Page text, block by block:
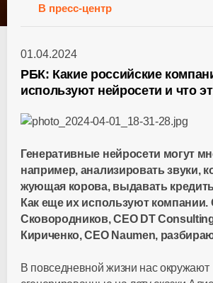
В пресс-центр
01.04.2024
РБК: Какие российские
используют нейросети и что
Генеративные нейросети могут
например, анализировать звуки,
жующая корова, выдавать
Как еще их используют компании.
Сковородников, CEO DT
Кириченко, CEO Naumen,
В повседневной жизни нас окружают